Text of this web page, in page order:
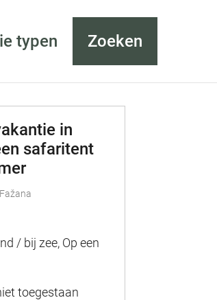
typen Zoeken
in
safaritent
/ bij zee, Op een
toegestaan